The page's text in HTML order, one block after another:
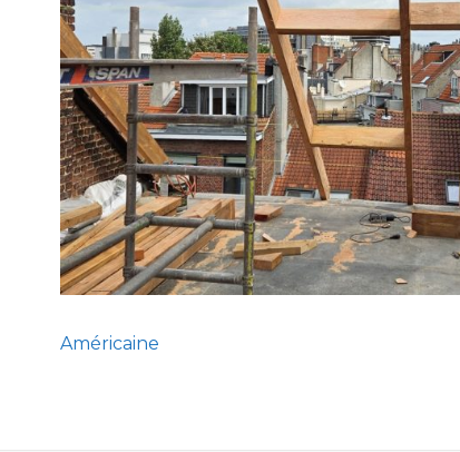
Américaine